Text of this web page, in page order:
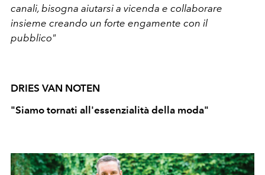
canali, bisogna aiutarsi a vicenda e collaborare
insieme creando un forte engamente con il
pubblico"
DRIES VAN NOTEN
"Siamo tornati all'essenzialità della moda"